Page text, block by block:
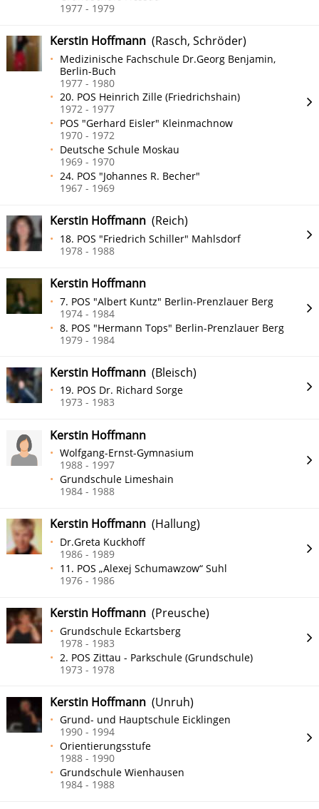
1977 - 1979
Kerstin Hoffmann (Rasch, Schröder)
Medizinische Fachschule Dr.Georg Benjamin,
Berlin-Buch
1977 - 1980
20. POS Heinrich Zille (Friedrichshain)
1972 - 1977
POS "Gerhard Eisler" Kleinmachnow
1970 - 1972
Deutsche Schule Moskau
1969 - 1970
24. POS "Johannes R. Becher"
1967 - 1969
Kerstin Hoffmann (Reich)
18. POS "Friedrich Schiller" Mahlsdorf
1978 - 1988
Kerstin Hoffmann
7. POS "Albert Kuntz" Berlin-Prenzlauer Berg
1974 - 1984
8. POS "Hermann Tops" Berlin-Prenzlauer Berg
1979 - 1984
Kerstin Hoffmann (Bleisch)
19. POS Dr. Richard Sorge
1973 - 1983
Kerstin Hoffmann
Wolfgang-Ernst-Gymnasium
1988 - 1997
Grundschule Limeshain
1984 - 1988
Kerstin Hoffmann (Hallung)
Dr.Greta Kuckhoff
1986 - 1989
11. POS „Alexej Schumawzow“ Suhl
1976 - 1986
Kerstin Hoffmann (Preusche)
Grundschule Eckartsberg
1978 - 1983
2. POS Zittau - Parkschule (Grundschule)
1973 - 1978
Kerstin Hoffmann (Unruh)
Grund- und Hauptschule Eicklingen
1990 - 1994
Orientierungsstufe
1988 - 1990
Grundschule Wienhausen
1984 - 1988